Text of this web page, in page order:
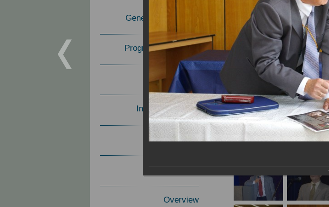
General Information
Program Committee
Topics
Invited Speakers
Overview
Report
2007 г.